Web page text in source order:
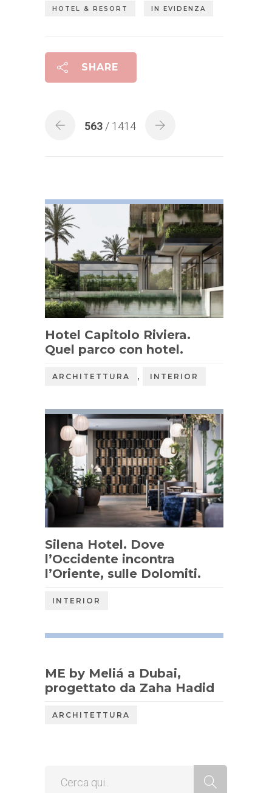
HOTEL & RESORT IN EVIDENZA
SHARE
563 / 1414
Hotel Capitolo Riviera.
Quel parco con hotel.
ARCHITETTURA , INTERIOR
Silena Hotel. Dove
l’Occidente incontra
l’Oriente, sulle Dolomiti.
INTERIOR
ME by Meliá a Dubai,
progettato da Zaha Hadid
ARCHITETTURA